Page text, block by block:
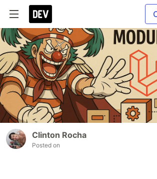
Clinton Rocha
Posted on